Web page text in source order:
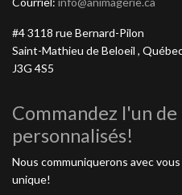
#4 3118 rue Bernard-Pilon
Saint-Mathieu de Beloeil ,
J3G 4S5
Commandez l'un
personnalisés!
Nous communiquerons avec
unique!